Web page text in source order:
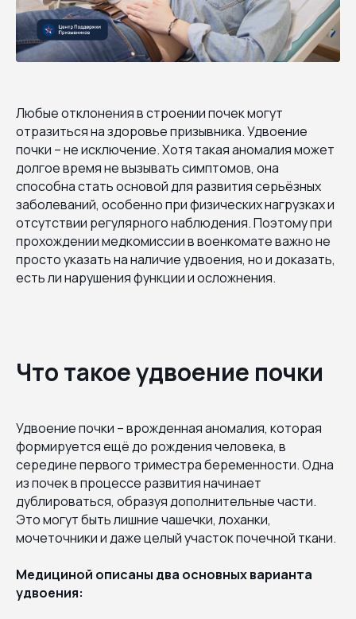
Любые отклонения в строении почек могут
отразиться на здоровье призывника. Удвоение
почки – не исключение. Хотя такая аномалия может
долгое время не вызывать симптомов, она
способна стать основой для развития серьёзных
заболеваний, особенно при физических нагрузках и
отсутствии регулярного наблюдения. Поэтому при
прохождении медкомиссии в военкомате важно не
просто указать на наличие удвоения, но и доказать,
есть ли нарушения функции и осложнения.
Что такое удвоение почки
Удвоение почки – врожденная аномалия, которая
формируется ещё до рождения человека, в
середине первого триместра беременности. Одна
из почек в процессе развития начинает
дублироваться, образуя дополнительные части.
Это могут быть лишние чашечки, лоханки,
мочеточники и даже целый участок почечной ткани.
Медициной описаны два основных варианта
удвоения: